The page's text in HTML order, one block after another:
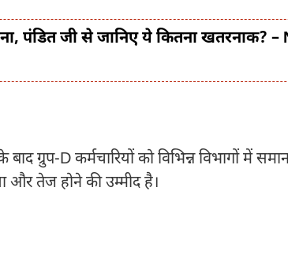
पंडित जी से जानिए ये कितना खतरनाक? –
ग्रुप-D कर्मचारियों को विभिन्न विभागों में
और तेज होने की उम्मीद है।